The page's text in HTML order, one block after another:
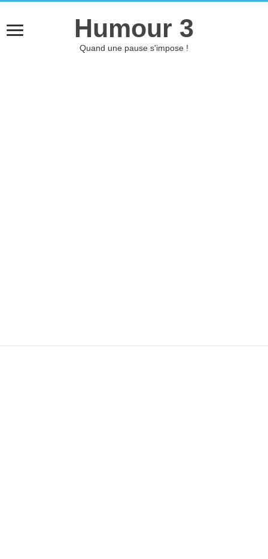
Humour 3
Quand une pause s'impose !